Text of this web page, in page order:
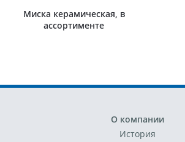
Миска керамическая, в
ассортименте
О компании
История